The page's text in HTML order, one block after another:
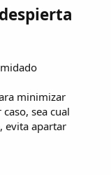
minimizar
sea cual
evita apartar